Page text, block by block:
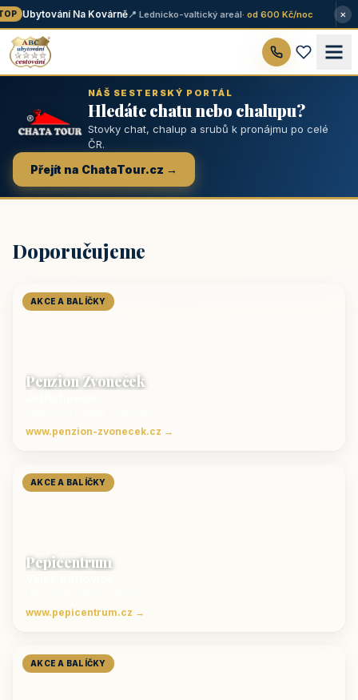
Ubytování Na Kovárně📍 Lednicko-valtický areál· od 600 Kč/noc ×
NÁŠ SESTERSKÝ PORTÁL
Hledáte chatu nebo chalupu?
Stovky chat, chalup a srubů k pronájmu po celé
ČR.
Přejít na ChataTour.cz →
Doporučujeme
AKCE A BALÍČKY
Penzion Zvoneček
www.penzion-zvonecek.cz →
AKCE A BALÍČKY
Pepicentrum
www.pepicentrum.cz →
AKCE A BALÍČKY